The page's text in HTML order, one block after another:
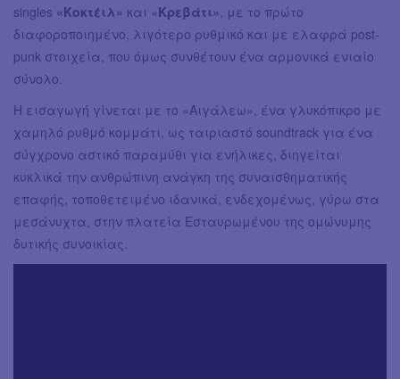
singles «Κοκτέιλ» και «Κρεβάτι» , με το πρώτο
διαφοροποιημένο, λιγότερο ρυθμικό και με ελαφρά post-
punk στοιχεία, που όμως συνθέτουν ένα αρμονικά ενιαίο
σύνολο.
Η εισαγωγή γίνεται με το «Αιγάλεω», ένα γλυκόπικρο με
χαμηλό ρυθμό κομμάτι, ως ταιριαστό soundtrack για ένα
σύγχρονο αστικό παραμύθι για ενήλικες, διηγείται
κυκλικά την ανθρώπινη ανάγκη της συναισθηματικής
επαφής, τοποθετειμένο ιδανικά, ενδεχομένως, γύρω στα
μεσάνυχτα, στην πλατεία Εσταυρωμένου της ομώνυμης
δυτικής συνοικίας.